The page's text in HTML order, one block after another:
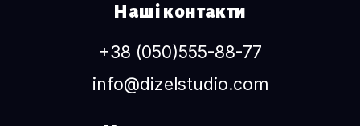
Наші контакти
+38 (050)555-88-77
info@dizelstudio.com